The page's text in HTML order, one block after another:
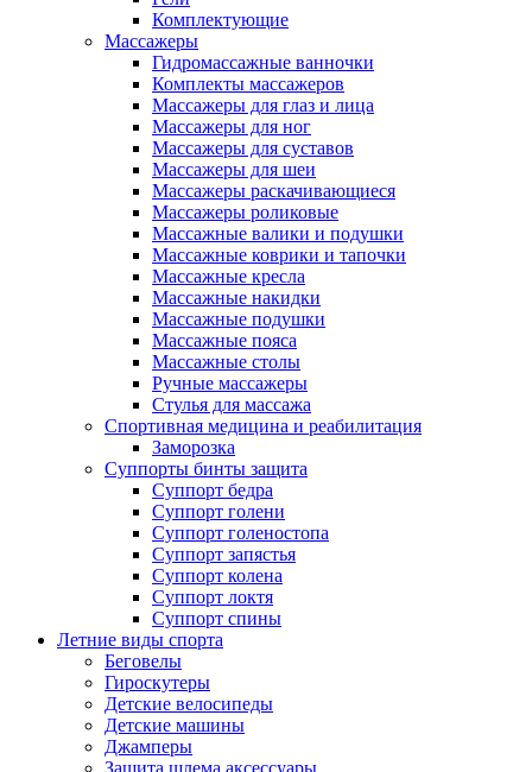
Комплектующие
Массажеры
Гидромассажные ванночки
Комплекты массажеров
Массажеры для глаз и лица
Массажеры для ног
Массажеры для суставов
Массажеры для шеи
Массажеры раскачивающиеся
Массажеры роликовые
Массажные валики и подушки
Массажные коврики и тапочки
Массажные кресла
Массажные накидки
Массажные подушки
Массажные пояса
Массажные столы
Ручные массажеры
Стулья для массажа
Спортивная медицина и реабилитация
Заморозка
Суппорты бинты защита
Суппорт бедра
Суппорт голени
Суппорт голеностопа
Суппорт запястья
Суппорт колена
Суппорт локтя
Суппорт спины
Летние виды спорта
Беговелы
Гироскутеры
Детские велосипеды
Детские машины
Джамперы
Защита шлема аксессуары